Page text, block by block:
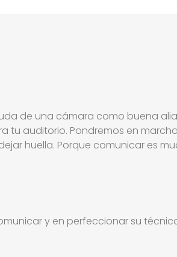
de una cámara como buena
tu auditorio. Pondremos en
huella. Porque comunicar es
y en perfeccionar su